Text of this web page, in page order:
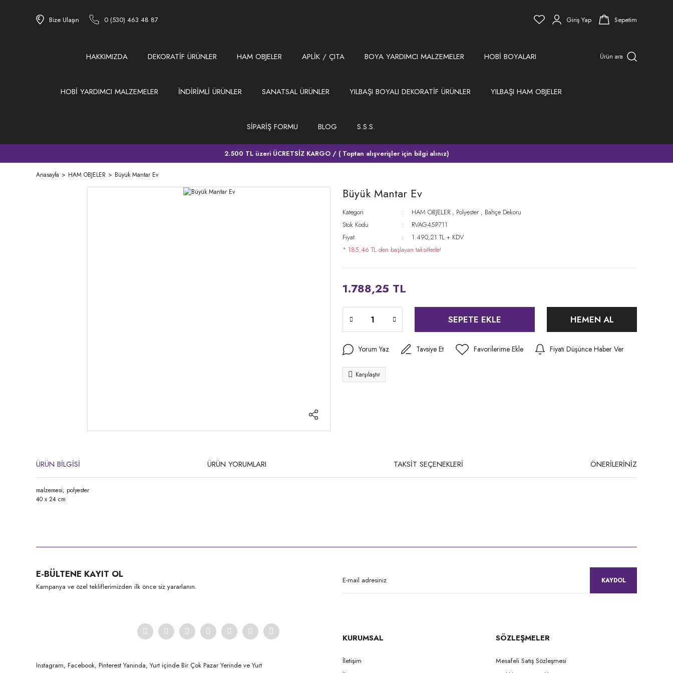
Bize Ulaşın 0 (530) 463 48 87 Giriş Yap Sepetim
HAKKIMIZDA DEKORATİF ÜRÜNLER HAM OBJELER APLİK / ÇITA BOYA YARDIMCI MALZEMELER HOBİ BOYALARI
HOBİ YARDIMCI MALZEMELER İNDİRİMLİ ÜRÜNLER SANATSAL ÜRÜNLER YILBAŞI BOYALI DEKORATİF ÜRÜNLER YILBAŞI HAM OBJELER
SİPARİŞ FORMU BLOG S.S.S.
Ürün ara
2.500 TL üzeri ÜCRETSİZ KARGO / ( Toptan alışverişler için bilgi alınız)
Anasayfa HAM OBJELER Büyük Mantar Ev
Büyük Mantar Ev
Kategori HAM OBJELER , Polyester , Bahçe Dekoru
Stok Kodu
RVAG45P711
Fiyat
1.490,21 TL + KDV
* 185,46 TL den başlayan taksitlerle!
1.788,25 TL
SEPETE EKLE HEMEN AL
Yorum Yaz Tavsiye Et Fiyatı Düşünce Haber Ver
Karşılaştır
ÜRÜN BİLGİSİ ÜRÜN YORUMLARI TAKSİT SEÇENEKLERİ ÖNERİLERİNİZ
malzemesi; polyester
40 x 24 cm
Ürün açıklamasında eksik bilgiler bulunuyor.
Ürün bilgilerinde hatalar bulunuyor.
E-BÜLTENE KAYIT OL
Kampanya ve özel tekliflerimizden ilk önce siz yararlanın.
KAYDOL
Instagram, Facebook, Pinterest Yanında, Yurt içinde Bir Çok Pazar Yerinde ve Yurt
KURUMSAL
İletişim
SÖZLEŞMELER
Mesafeli Satış Sözleşmesi